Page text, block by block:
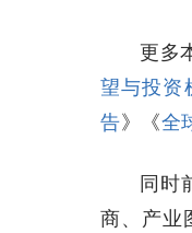
更多
望与投资
告》《全
同时
商、产业